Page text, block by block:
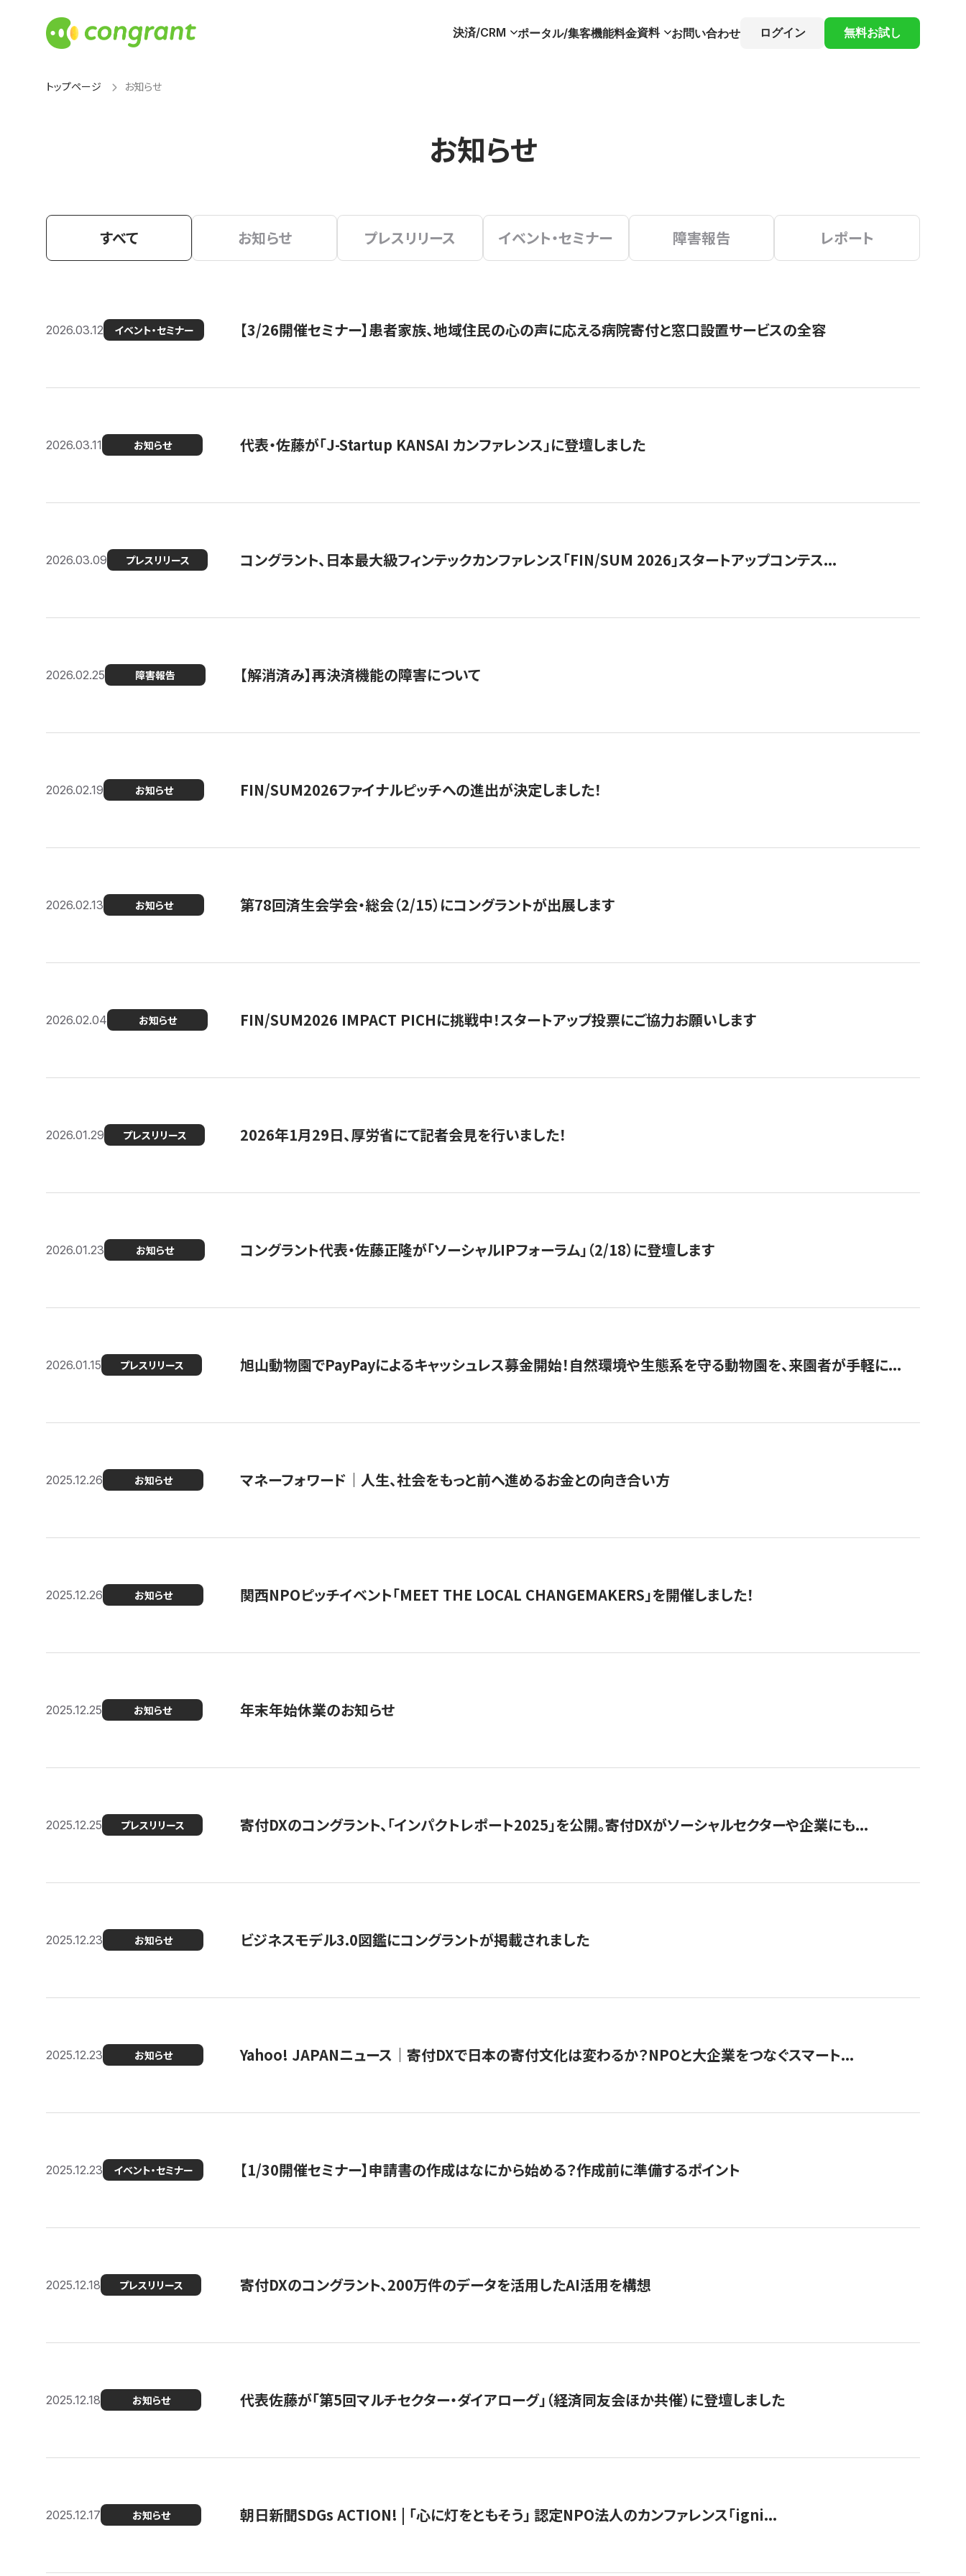
決済/CRM ポータル/集客機能料金資料 お問い合わせ ログイン 無料お試し
トップページ お知らせ
お知らせ
すべて お知らせ プレスリリース イベント・セミナー 障害報告 レポート
2026.03.12 イベント・セミナー 【3/26開催セミナー】患者家族、地域住民の心の声に応える病院寄付と窓口設置サービスの全容
2026.03.11 お知らせ 代表・佐藤が「J-Startup KANSAI カンファレンス」に登壇しました
2026.03.09 プレスリリース コングラント、日本最大級フィンテックカンファレンス「FIN/SUM 2026」スタートアップコンテス...
2026.02.25 障害報告 【解消済み】再決済機能の障害について
2026.02.19 お知らせ FIN/SUM2026ファイナルピッチへの進出が決定しました！
2026.02.13 お知らせ 第78回済生会学会・総会（2/15）にコングラントが出展します
2026.02.04 お知らせ FIN/SUM2026 IMPACT PICHに挑戦中！スタートアップ投票にご協力お願いします
2026.01.29 プレスリリース 2026年1月29日、厚労省にて記者会見を行いました！
2026.01.23 お知らせ コングラント代表・佐藤正隆が「ソーシャルIPフォーラム」（2/18）に登壇します
2026.01.15 プレスリリース 旭山動物園でPayPayによるキャッシュレス募金開始！自然環境や生態系を守る動物園を、来園者が手軽に...
2025.12.26 お知らせ マネーフォワード｜人生、社会をもっと前へ進めるお金との向き合い方
2025.12.26 お知らせ 関西NPOピッチイベント「MEET THE LOCAL CHANGEMAKERS」を開催しました！
2025.12.25 お知らせ 年末年始休業のお知らせ
2025.12.25 プレスリリース 寄付DXのコングラント、「インパクトレポート2025」を公開。寄付DXがソーシャルセクターや企業にも...
2025.12.23 お知らせ ビジネスモデル3.0図鑑にコングラントが掲載されました
2025.12.23 お知らせ Yahoo! JAPANニュース｜寄付DXで日本の寄付文化は変わるか？NPOと大企業をつなぐスマート...
2025.12.23 イベント・セミナー 【1/30開催セミナー】申請書の作成はなにから始める？作成前に準備するポイント
2025.12.18 プレスリリース 寄付DXのコングラント、200万件のデータを活用したAI活用を構想
2025.12.18 お知らせ 代表佐藤が「第5回マルチセクター・ダイアローグ」（経済同友会ほか共催）に登壇しました
2025.12.17 お知らせ 朝日新聞SDGs ACTION! | 「心に灯をともそう」 認定NPO法人のカンファレンス「igni...